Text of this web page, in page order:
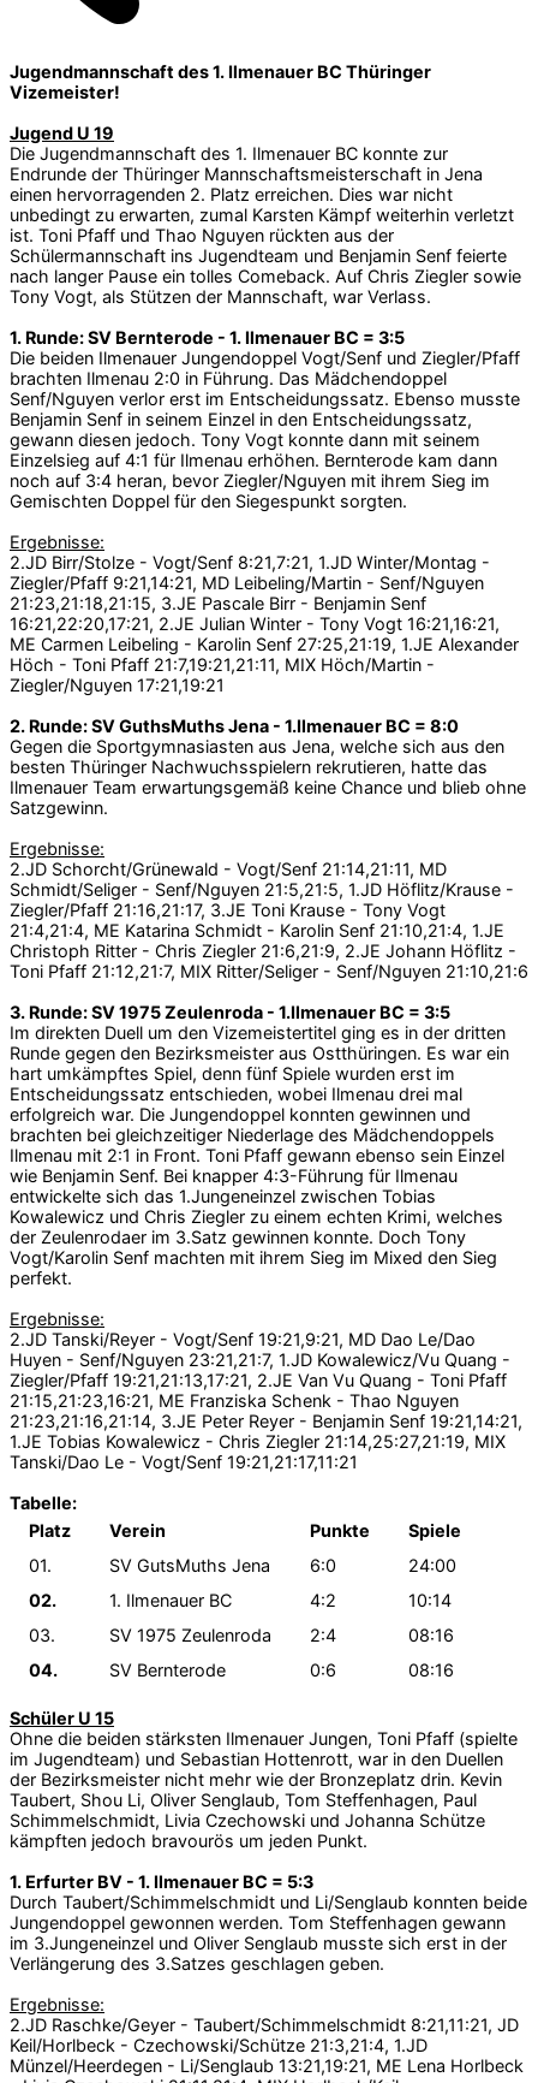
Jugendmannschaft des 1. Ilmenauer BC Thüringer
Vizemeister!
Jugend U 19
Die Jugendmannschaft des 1. Ilmenauer BC konnte zur
Endrunde der Thüringer Mannschaftsmeisterschaft in Jena
einen hervorragenden 2. Platz erreichen. Dies war nicht
unbedingt zu erwarten, zumal Karsten Kämpf weiterhin verletzt
ist. Toni Pfaff und Thao Nguyen rückten aus der
Schülermannschaft ins Jugendteam und Benjamin Senf feierte
nach langer Pause ein tolles Comeback. Auf Chris Ziegler sowie
Tony Vogt, als Stützen der Mannschaft, war Verlass.
1. Runde: SV Bernterode - 1. Ilmenauer BC = 3:5
Die beiden Ilmenauer Jungendoppel Vogt/Senf und Ziegler/Pfaff
brachten Ilmenau 2:0 in Führung. Das Mädchendoppel
Senf/Nguyen verlor erst im Entscheidungssatz. Ebenso musste
Benjamin Senf in seinem Einzel in den Entscheidungssatz,
gewann diesen jedoch. Tony Vogt konnte dann mit seinem
Einzelsieg auf 4:1 für Ilmenau erhöhen. Bernterode kam dann
noch auf 3:4 heran, bevor Ziegler/Nguyen mit ihrem Sieg im
Gemischten Doppel für den Siegespunkt sorgten.
Ergebnisse:
2.JD Birr/Stolze - Vogt/Senf 8:21,7:21, 1.JD Winter/Montag -
Ziegler/Pfaff 9:21,14:21, MD Leibeling/Martin - Senf/Nguyen
21:23,21:18,21:15, 3.JE Pascale Birr - Benjamin Senf
16:21,22:20,17:21, 2.JE Julian Winter - Tony Vogt 16:21,16:21,
ME Carmen Leibeling - Karolin Senf 27:25,21:19, 1.JE Alexander
Höch - Toni Pfaff 21:7,19:21,21:11, MIX Höch/Martin -
Ziegler/Nguyen 17:21,19:21
2. Runde: SV GuthsMuths Jena - 1.Ilmenauer BC = 8:0
Gegen die Sportgymnasiasten aus Jena, welche sich aus den
besten Thüringer Nachwuchsspielern rekrutieren, hatte das
Ilmenauer Team erwartungsgemäß keine Chance und blieb ohne
Satzgewinn.
Ergebnisse:
2.JD Schorcht/Grünewald - Vogt/Senf 21:14,21:11, MD
Schmidt/Seliger - Senf/Nguyen 21:5,21:5, 1.JD Höflitz/Krause -
Ziegler/Pfaff 21:16,21:17, 3.JE Toni Krause - Tony Vogt
21:4,21:4, ME Katarina Schmidt - Karolin Senf 21:10,21:4, 1.JE
Christoph Ritter - Chris Ziegler 21:6,21:9, 2.JE Johann Höflitz -
Toni Pfaff 21:12,21:7, MIX Ritter/Seliger - Senf/Nguyen 21:10,21:6
3. Runde: SV 1975 Zeulenroda - 1.Ilmenauer BC = 3:5
Im direkten Duell um den Vizemeistertitel ging es in der dritten
Runde gegen den Bezirksmeister aus Ostthüringen. Es war ein
hart umkämpftes Spiel, denn fünf Spiele wurden erst im
Entscheidungssatz entschieden, wobei Ilmenau drei mal
erfolgreich war. Die Jungendoppel konnten gewinnen und
brachten bei gleichzeitiger Niederlage des Mädchendoppels
Ilmenau mit 2:1 in Front. Toni Pfaff gewann ebenso sein Einzel
wie Benjamin Senf. Bei knapper 4:3-Führung für Ilmenau
entwickelte sich das 1.Jungeneinzel zwischen Tobias
Kowalewicz und Chris Ziegler zu einem echten Krimi, welches
der Zeulenrodaer im 3.Satz gewinnen konnte. Doch Tony
Vogt/Karolin Senf machten mit ihrem Sieg im Mixed den Sieg
perfekt.
Ergebnisse:
2.JD Tanski/Reyer - Vogt/Senf 19:21,9:21, MD Dao Le/Dao
Huyen - Senf/Nguyen 23:21,21:7, 1.JD Kowalewicz/Vu Quang -
Ziegler/Pfaff 19:21,21:13,17:21, 2.JE Van Vu Quang - Toni Pfaff
21:15,21:23,16:21, ME Franziska Schenk - Thao Nguyen
21:23,21:16,21:14, 3.JE Peter Reyer - Benjamin Senf 19:21,14:21,
1.JE Tobias Kowalewicz - Chris Ziegler 21:14,25:27,21:19, MIX
Tanski/Dao Le - Vogt/Senf 19:21,21:17,11:21
Tabelle:
Platz
Verein Punkte
Spiele
01.
SV GutsMuths Jena 6:0
24:00
02.
1. Ilmenauer BC 4:2
10:14
03.
SV 1975 Zeulenroda 2:4
08:16
04.
SV Bernterode 0:6 08:16
Schüler U 15
Ohne die beiden stärksten Ilmenauer Jungen, Toni Pfaff (spielte
im Jugendteam) und Sebastian Hottenrott, war in den Duellen
der Bezirksmeister nicht mehr wie der Bronzeplatz drin. Kevin
Taubert, Shou Li, Oliver Senglaub, Tom Steffenhagen, Paul
Schimmelschmidt, Livia Czechowski und Johanna Schütze
kämpften jedoch bravourös um jeden Punkt.
1. Erfurter BV - 1. Ilmenauer BC = 5:3
Durch Taubert/Schimmelschmidt und Li/Senglaub konnten beide
Jungendoppel gewonnen werden. Tom Steffenhagen gewann
im 3.Jungeneinzel und Oliver Senglaub musste sich erst in der
Verlängerung des 3.Satzes geschlagen geben.
Ergebnisse:
2.JD Raschke/Geyer - Taubert/Schimmelschmidt 8:21,11:21, JD
Keil/Horlbeck - Czechowski/Schütze 21:3,21:4, 1.JD
Münzel/Heerdegen - Li/Senglaub 13:21,19:21, ME Lena Horlbeck